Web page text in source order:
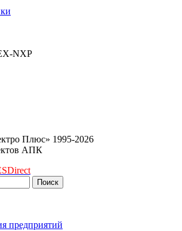
NXP
Плюс» 1995-2026
АПК
Поиск
предприятий